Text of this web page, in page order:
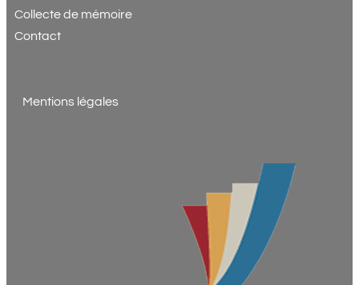
Collecte de mémoire
Contact
Mentions légales